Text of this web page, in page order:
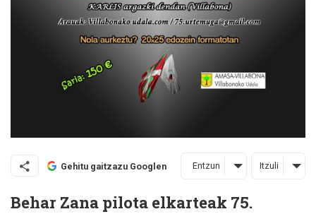
Gehitu gaitzazu Googlen Entzun Itzuli
Behar Zana pilota elkarteak 75.